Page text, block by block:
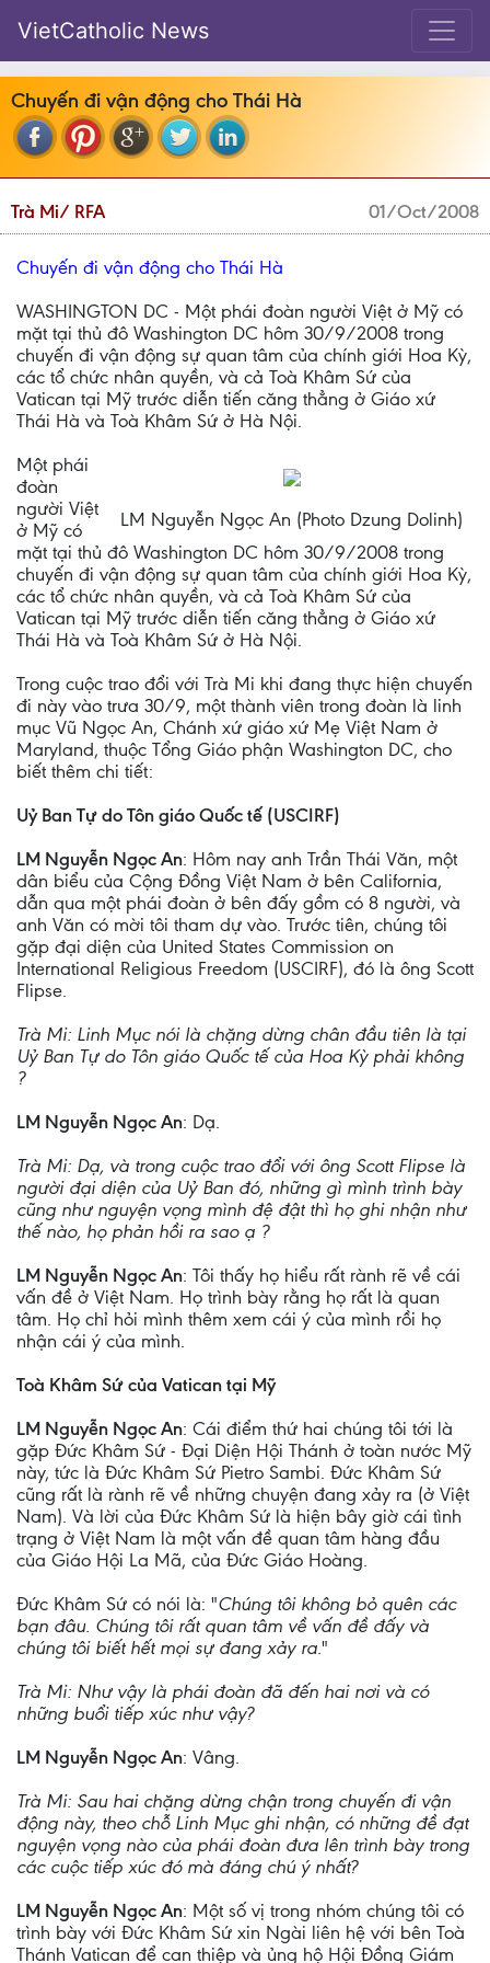
VietCatholic News
Chuyến đi vận động cho Thái Hà
Trà Mi/ RFA 01/Oct/2008
Chuyến đi vận động cho Thái Hà
WASHINGTON DC - Một phái đoàn người Việt ở Mỹ có
mặt tại thủ đô Washington DC hôm 30/9/2008 trong
chuyến đi vận động sự quan tâm của chính giới Hoa Kỳ,
các tổ chức nhân quyền, và cả Toà Khâm Sứ của
Vatican tại Mỹ trước diễn tiến căng thẳng ở Giáo xứ
Thái Hà và Toà Khâm Sứ ở Hà Nội.
LM Nguyễn Ngọc An (Photo Dzung Dolinh)
Một phái
đoàn
người Việt
ở Mỹ có
mặt tại thủ đô Washington DC hôm 30/9/2008 trong
chuyến đi vận động sự quan tâm của chính giới Hoa Kỳ,
các tổ chức nhân quyền, và cả Toà Khâm Sứ của
Vatican tại Mỹ trước diễn tiến căng thẳng ở Giáo xứ
Thái Hà và Toà Khâm Sứ ở Hà Nội.
Trong cuộc trao đổi với Trà Mi khi đang thực hiện chuyến
đi này vào trưa 30/9, một thành viên trong đoàn là linh
mục Vũ Ngọc An, Chánh xứ giáo xứ Mẹ Việt Nam ở
Maryland, thuộc Tổng Giáo phận Washington DC, cho
biết thêm chi tiết:
Uỷ Ban Tự do Tôn giáo Quốc tế (USCIRF)
LM Nguyễn Ngọc An: Hôm nay anh Trần Thái Văn, một
dân biểu của Cộng Đồng Việt Nam ở bên California,
dẫn qua một phái đoàn ở bên đấy gồm có 8 người, và
anh Văn có mời tôi tham dự vào. Trước tiên, chúng tôi
gặp đại diện của United States Commission on
International Religious Freedom (USCIRF), đó là ông Scott
Flipse.
Trà Mi: Linh Mục nói là chặng dừng chân đầu tiên là tại
Uỷ Ban Tự do Tôn giáo Quốc tế của Hoa Kỳ phải không
?
LM Nguyễn Ngọc An: Dạ.
Trà Mi: Dạ, và trong cuộc trao đổi với ông Scott Flipse là
người đại diện của Uỷ Ban đó, những gì mình trình bày
cũng như nguyện vọng mình đệ đật thì họ ghi nhận như
thế nào, họ phản hồi ra sao ạ ?
LM Nguyễn Ngọc An: Tôi thấy họ hiểu rất rành rẽ về cái
vấn đề ở Việt Nam. Họ trình bày rằng họ rất là quan
tâm. Họ chỉ hỏi mình thêm xem cái ý của mình rồi họ
nhận cái ý của mình.
Toà Khâm Sứ của Vatican tại Mỹ
LM Nguyễn Ngọc An: Cái điểm thứ hai chúng tôi tới là
gặp Đức Khâm Sứ - Đại Diện Hội Thánh ở toàn nước Mỹ
này, tức là Đức Khâm Sứ Pietro Sambi. Đức Khâm Sứ
cũng rất là rành rẽ về những chuyện đang xảy ra (ở Việt
Nam). Và lời của Đức Khâm Sứ là hiện bây giờ cái tình
trạng ở Việt Nam là một vấn đề quan tâm hàng đầu
của Giáo Hội La Mã, của Đức Giáo Hoàng.
Đức Khâm Sứ có nói là: "Chúng tôi không bỏ quên các
bạn đâu. Chúng tôi rất quan tâm về vấn đề đấy và
chúng tôi biết hết mọi sự đang xảy ra."
Trà Mi: Như vậy là phái đoàn đã đến hai nơi và có
những buổi tiếp xúc như vậy?
LM Nguyễn Ngọc An: Vâng.
Trà Mi: Sau hai chặng dừng chận trong chuyến đi vận
động này, theo chỗ Linh Mục ghi nhận, có những đề đạt
nguyện vọng nào của phái đoàn đưa lên trình bày trong
các cuộc tiếp xúc đó mà đáng chú ý nhất?
LM Nguyễn Ngọc An: Một số vị trong nhóm chúng tôi có
trình bày với Đức Khâm Sứ xin Ngài liên hệ với bên Toà
Thánh Vatican để can thiệp và ủng hộ Hội Đồng Giám